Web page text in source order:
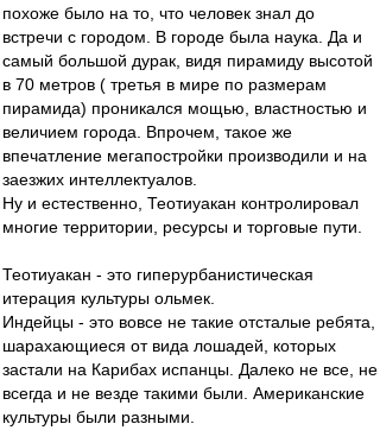
похоже было на то, что человек знал до
встречи с городом. В городе была наука. Да и
самый большой дурак, видя пирамиду высотой
в 70 метров ( третья в мире по размерам
пирамида) проникался мощью, властностью и
величием города. Впрочем, такое же
впечатление мегапостройки производили и на
заезжих интеллектуалов.
Ну и естественно, Теотиуакан контролировал
многие территории, ресурсы и торговые пути.
Теотиуакан - это гиперурбанистическая
итерация культуры ольмек.
Индейцы - это вовсе не такие отсталые ребята,
шарахающиеся от вида лошадей, которых
застали на Карибах испанцы. Далеко не все, не
всегда и не везде такими были. Американские
культуры были разными.